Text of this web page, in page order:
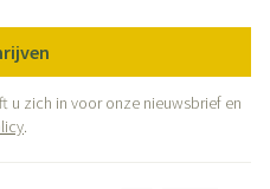
u zich in voor onze nieuwsbrief en
.